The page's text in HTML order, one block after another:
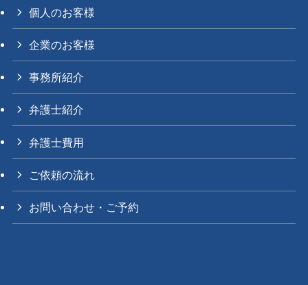
個人のお客様
企業のお客様
事務所紹介
弁護士紹介
弁護士費用
ご依頼の流れ
お問い合わせ・ご予約